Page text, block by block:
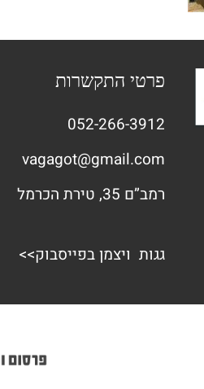
פרטי התקשרות
052-266-3912
vagagot@gmail.com
רמב”ם 35, טירת הכרמל
גגות ויצמן בפייסבוק>>